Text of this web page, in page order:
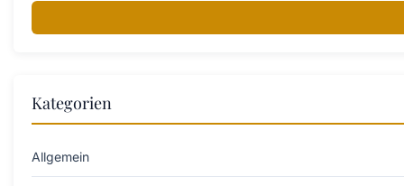
Kategorien
Allgemein